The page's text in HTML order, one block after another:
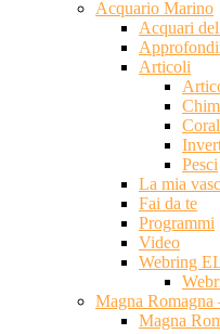
Acquario Marino
Acquari
Articoli
Pesci
La mia
Fai da te
Programmi
Video
Webring
Magna
Magna